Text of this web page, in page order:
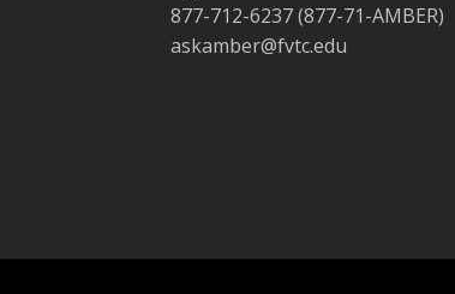
877-712-6237 (877-71-AMBER)
askamber@fvtc.edu